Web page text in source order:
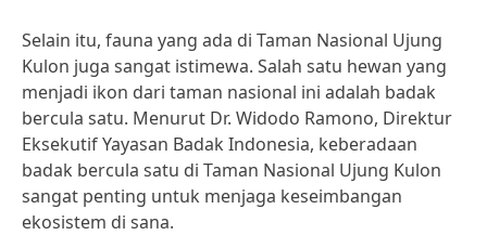
Selain itu, fauna yang ada di Taman Nasional Ujung
Kulon juga sangat istimewa. Salah satu hewan yang
menjadi ikon dari taman nasional ini adalah badak
bercula satu. Menurut Dr. Widodo Ramono, Direktur
Eksekutif Yayasan Badak Indonesia, keberadaan
badak bercula satu di Taman Nasional Ujung Kulon
sangat penting untuk menjaga keseimbangan
ekosistem di sana.